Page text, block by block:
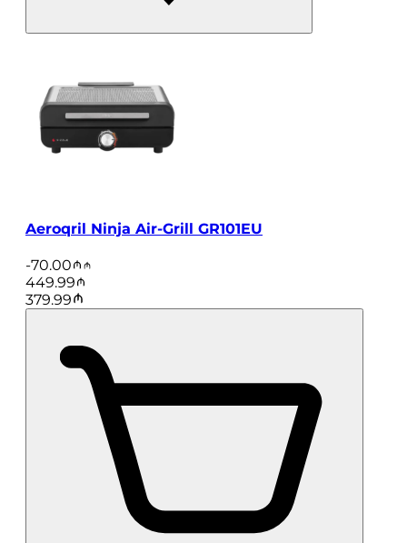
Aeroqril Ninja Air-Grill GR101EU
-70.00
449.99
379.99